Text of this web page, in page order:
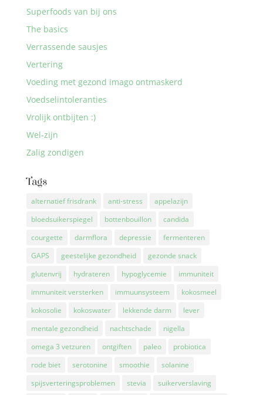
Superfoods van bij ons
The basics
Verrassende sausjes
Vertering
Voeding met gezond imago ontmaskerd
Voedselintoleranties
Vrolijk ontbijten :)
Wel-zijn
Zalig zondigen
Tags
alternatief frisdrank anti-stress
appelazijn
bloedsuikerspiegel
bottenbouillon
candida
courgette
darmflora depressie
fermenteren
GAPS
geestelijke gezondheid
gezonde snack
glutenvrij
hydrateren hypoglycemie
immuniteit
immuniteit versterken
immuunsysteem
kokosmeel
kokosolie
kokoswater lekkende darm
lever
mentale gezondheid
nachtschade
nigella
omega 3 vetzuren
ontgiften paleo
probiotica
rode biet
serotonine smoothie
solanine
spijsverteringsproblemen
stevia
suikerverslaving